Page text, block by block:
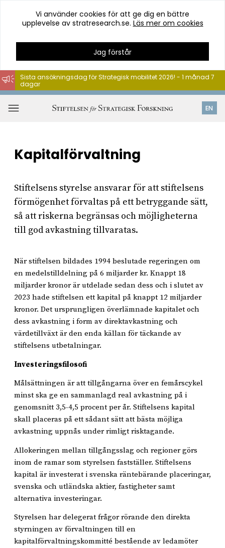
Hoppa
till
innehåll
Vi använder cookies för att ge dig en bättre
upplevelse av stratresearch.se. Läs mer om cookies
Jag förstår
EN
Sista ansökningsdag för Strategisk mobilitet 2026! - 1 månad 7
dagar
Kapitalförvaltning
Stiftelsens styrelse ansvarar för att stiftelsens
förmögenhet förvaltas på ett betryggande sätt,
så att riskerna begränsas och möjligheterna
till god avkastning tillvaratas.
När stiftelsen bildades 1994 beslutade regeringen om
en medelstilldelning på 6 miljarder kr. Knappt 18
miljarder kronor är utdelade sedan dess och i slutet av
2023 hade stiftelsen ett kapital på knappt 12 miljarder
kronor. Det ursprungligen överlämnade kapitalet och
dess avkastning i form av direktavkastning och
värdetillväxt är den enda källan för täckande av
stiftelsens utbetalningar.
Investeringsfilosofi
Målsättningen är att tillgångarna över en femårscykel
minst ska ge en sammanlagd real avkastning på i
genomsnitt 3,5-4,5 procent per år. Stiftelsens kapital
skall placeras på ett sådant sätt att bästa möjliga
avkastning uppnås under rimligt risktagande.
Allokeringen mellan tillgångsslag och regioner görs
inom de ramar som styrelsen fastställer. Stiftelsens
kapital är investerat i svenska räntebärande placeringar,
svenska och utländska aktier, fastigheter samt
alternativa investeringar.
Styrelsen har delegerat frågor rörande den direkta
styrningen av förvaltningen till en
kapitalförvaltningskommitté bestående av ledamöter